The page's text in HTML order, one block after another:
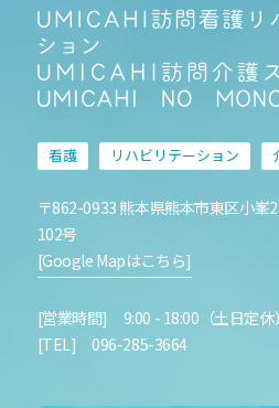
看護 リハビリテーション
〒862-0933 熊本県熊本市東区小峯
102号
[Google Mapはこちら]
[営業時間] 9:00 - 18:00（土日定
[TEL] 096-285-3664